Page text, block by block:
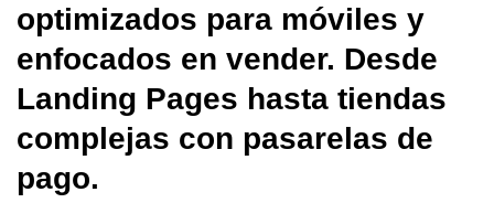
optimizados para móviles y
enfocados en vender. Desde
Landing Pages hasta tiendas
complejas con pasarelas de
pago.